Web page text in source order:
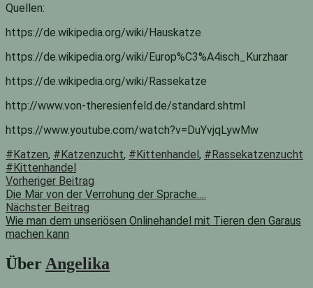
Quellen:
https://de.wikipedia.org/wiki/Hauskatze
https://de.wikipedia.org/wiki/Europ%C3%A4isch_Kurzhaar
https://de.wikipedia.org/wiki/Rassekatze
http://www.von-theresienfeld.de/standard.shtml
https://www.youtube.com/watch?v=DuYvjqLywMw
#Katzen, #Katzenzucht, #Kittenhandel, #Rassekatzenzucht
#Kittenhandel
Beitragsnavigation
Vorheriger Beitrag
Beitrag:
Die Mär von der Verrohung der Sprache….
Nächster Beitrag
Wie man dem unseriösen Onlinehandel mit Tieren den Garaus
machen kann
Beitrag:
Über Angelika